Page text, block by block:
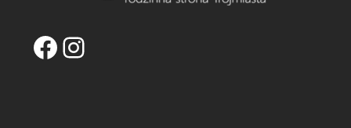
Facebook
Instagram